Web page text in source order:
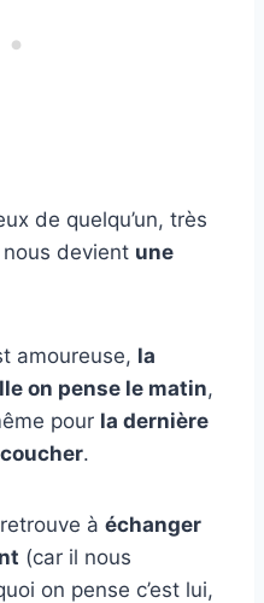
de quelqu’un, très
devient une
amoureuse, la
on pense le matin,
pour la dernière
.
à échanger
(car il nous
on pense c’est lui,